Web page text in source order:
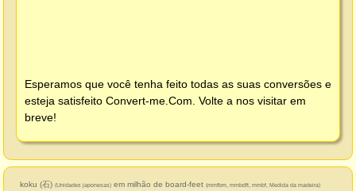
Esperamos que você tenha feito todas as suas conversões e
esteja satisfeito Convert-me.Com . Volte a nos visitar em
breve!
koku (石) (Unidades japonesas) em milhão de board-feet (mmfbm, mmbdft, mmbf, Medida da madeira)